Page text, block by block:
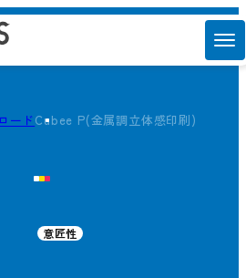
ードCubee P(金属調立体感印刷)
意匠性